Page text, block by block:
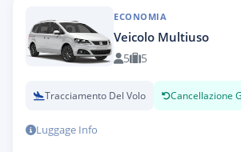
ECONOMIA
Veicolo Multiuso
5 5
Tracciamento Del Volo Cancellazione
Luggage Info